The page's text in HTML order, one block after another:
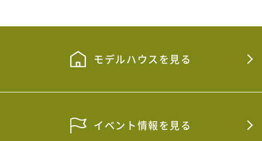
2026年4月
2026年3月
2025年12月
モデルハウスを見る
イベント情報を見る